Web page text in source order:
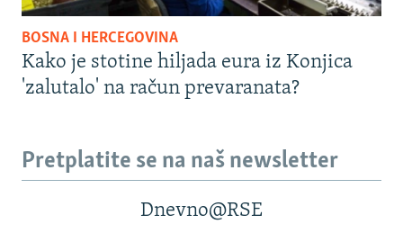
BOSNA I HERCEGOVINA
Kako je stotine hiljada eura iz Konjica
'zalutalo' na račun prevaranata?
Pretplatite se na naš newsletter
Dnevno@RSE